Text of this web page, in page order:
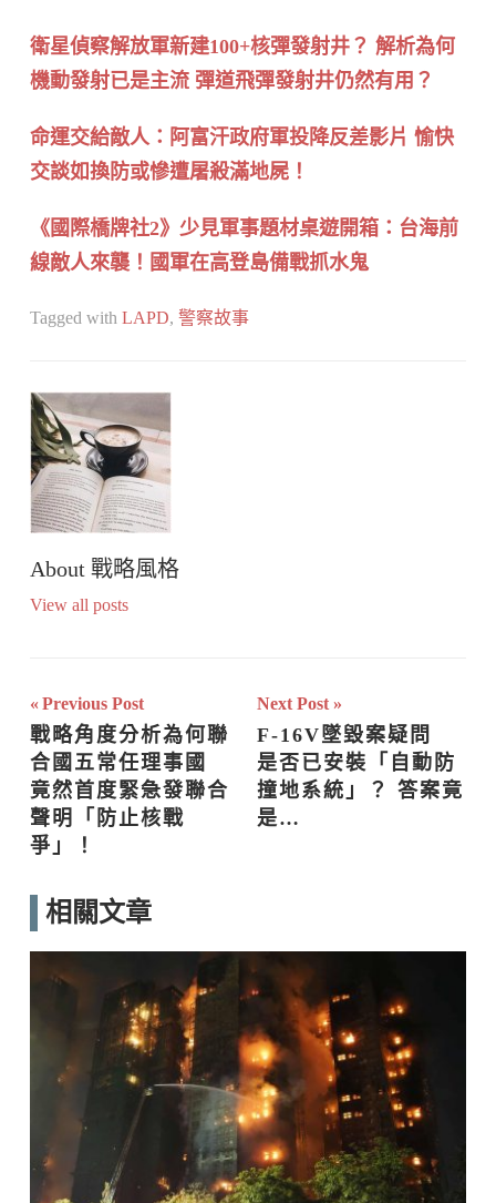
衛星偵察解放軍新建100+核彈發射井？ 解析為何
機動發射已是主流 彈道飛彈發射井仍然有用？
命運交給敵人：阿富汗政府軍投降反差影片 愉快
交談如換防或慘遭屠殺滿地屍！
《國際橋牌社2》少見軍事題材桌遊開箱：台海前
線敵人來襲！國軍在高登島備戰抓水鬼
Tagged with LAPD, 警察故事
About 戰略風格
View all posts
文
章
導
覽
Previous Post
戰略角度分析為何聯
合國五常任理事國
竟然首度緊急發聯合
聲明「防止核戰
爭」！
Next Post
F-16V墜毀案疑問
是否已安裝「自動防
撞地系統」？ 答案竟
是…
相關文章